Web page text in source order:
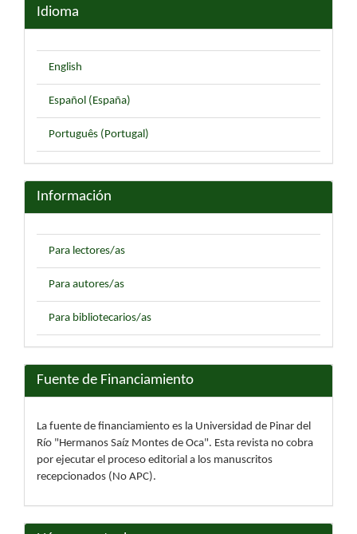
Idioma
English
Español (España)
Português (Portugal)
Información
Para lectores/as
Para autores/as
Para bibliotecarios/as
Fuente de Financiamiento
La fuente de financiamiento es la Universidad de Pinar del
Río "Hermanos Saíz Montes de Oca". Esta revista no cobra
por ejecutar el proceso editorial a los manuscritos
recepcionados (No APC).